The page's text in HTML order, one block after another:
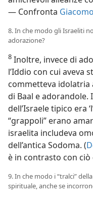
— Confronta
8. In che modo gli Israeliti
adorazione?
8 Inoltre, invece di
l’Iddio con cui aveva
commetteva
di Baal e adorandole.
dell’Israele tipico era
“grappoli” erano
israelita includeva
dell’antica Sodoma. (
è in contrasto con ciò
9. In che modo i “tralci”
spirituale, anche se